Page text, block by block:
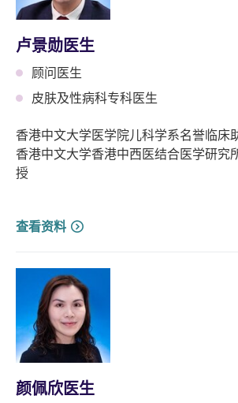
卢景勋医生
顾问医生
皮肤及性病科专科医生
香港中文大学医学院儿科学系名誉临床
香港中文大学香港中西医结合医学研究
授
查看资料
颜佩欣医生